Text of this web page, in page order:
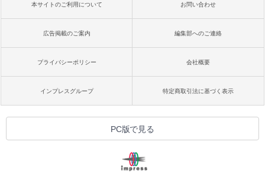
本サイトのご利用について お問い合わせ
広告掲載のご案内 編集部へのご連絡
プライバシーポリシー 会社概要
インプレスグループ 特定商取引法に基づく表示
PC版で見る